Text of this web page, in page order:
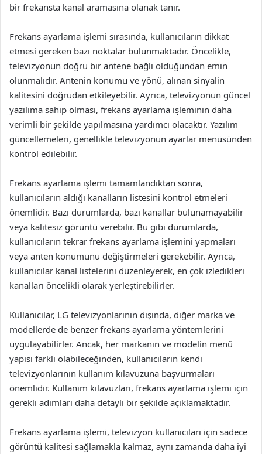
bir frekansta kanal aramasına olanak tanır.
Frekans ayarlama işlemi sırasında, kullanıcıların dikkat
etmesi gereken bazı noktalar bulunmaktadır. Öncelikle,
televizyonun doğru bir antene bağlı olduğundan emin
olunmalıdır. Antenin konumu ve yönü, alınan sinyalin
kalitesini doğrudan etkileyebilir. Ayrıca, televizyonun güncel
yazılıma sahip olması, frekans ayarlama işleminin daha
verimli bir şekilde yapılmasına yardımcı olacaktır. Yazılım
güncellemeleri, genellikle televizyonun ayarlar menüsünden
kontrol edilebilir.
Frekans ayarlama işlemi tamamlandıktan sonra,
kullanıcıların aldığı kanalların listesini kontrol etmeleri
önemlidir. Bazı durumlarda, bazı kanallar bulunamayabilir
veya kalitesiz görüntü verebilir. Bu gibi durumlarda,
kullanıcıların tekrar frekans ayarlama işlemini yapmaları
veya anten konumunu değiştirmeleri gerekebilir. Ayrıca,
kullanıcılar kanal listelerini düzenleyerek, en çok izledikleri
kanalları öncelikli olarak yerleştirebilirler.
Kullanıcılar, LG televizyonlarının dışında, diğer marka ve
modellerde de benzer frekans ayarlama yöntemlerini
uygulayabilirler. Ancak, her markanın ve modelin menü
yapısı farklı olabileceğinden, kullanıcıların kendi
televizyonlarının kullanım kılavuzuna başvurmaları
önemlidir. Kullanım kılavuzları, frekans ayarlama işlemi için
gerekli adımları daha detaylı bir şekilde açıklamaktadır.
Frekans ayarlama işlemi, televizyon kullanıcıları için sadece
görüntü kalitesi sağlamakla kalmaz, aynı zamanda daha iyi